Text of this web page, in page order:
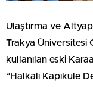
Ulaştırma ve
Trakya Üniversitesi
kullanılan eski
“Halkalı Kapıkule